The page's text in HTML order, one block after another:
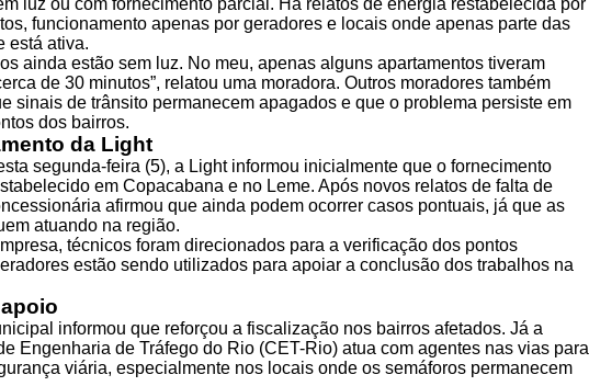
luz ou com fornecimento parcial. Há relatos de energia restabelecida por
funcionamento apenas por geradores e locais onde apenas parte das
está ativa.
ainda estão sem luz. No meu, apenas alguns apartamentos tiveram
de 30 minutos”, relatou uma moradora. Outros moradores também
sinais de trânsito permanecem apagados e que o problema persiste em
dos bairros.
da Light
segunda-feira (5), a Light informou inicialmente que o fornecimento
em Copacabana e no Leme. Após novos relatos de falta de
afirmou que ainda podem ocorrer casos pontuais, já que as
atuando na região.
técnicos foram direcionados para a verificação dos pontos
estão sendo utilizados para apoiar a conclusão dos trabalhos na
informou que reforçou a fiscalização nos bairros afetados. Já a
Engenharia de Tráfego do Rio (CET-Rio) atua com agentes nas vias para
viária, especialmente nos locais onde os semáforos permanecem